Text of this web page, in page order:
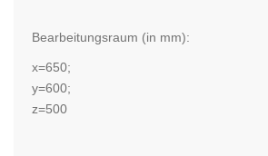
Bearbeitungsraum (in mm):
x=650;
y=600;
z=500